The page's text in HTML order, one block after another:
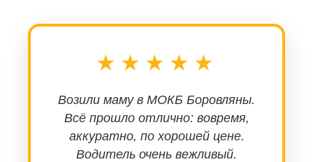
★★★★★
Возили маму в МОКБ Боровляны.
Всё прошло отлично: вовремя,
аккуратно, по хорошей цене.
Водитель очень вежливый.